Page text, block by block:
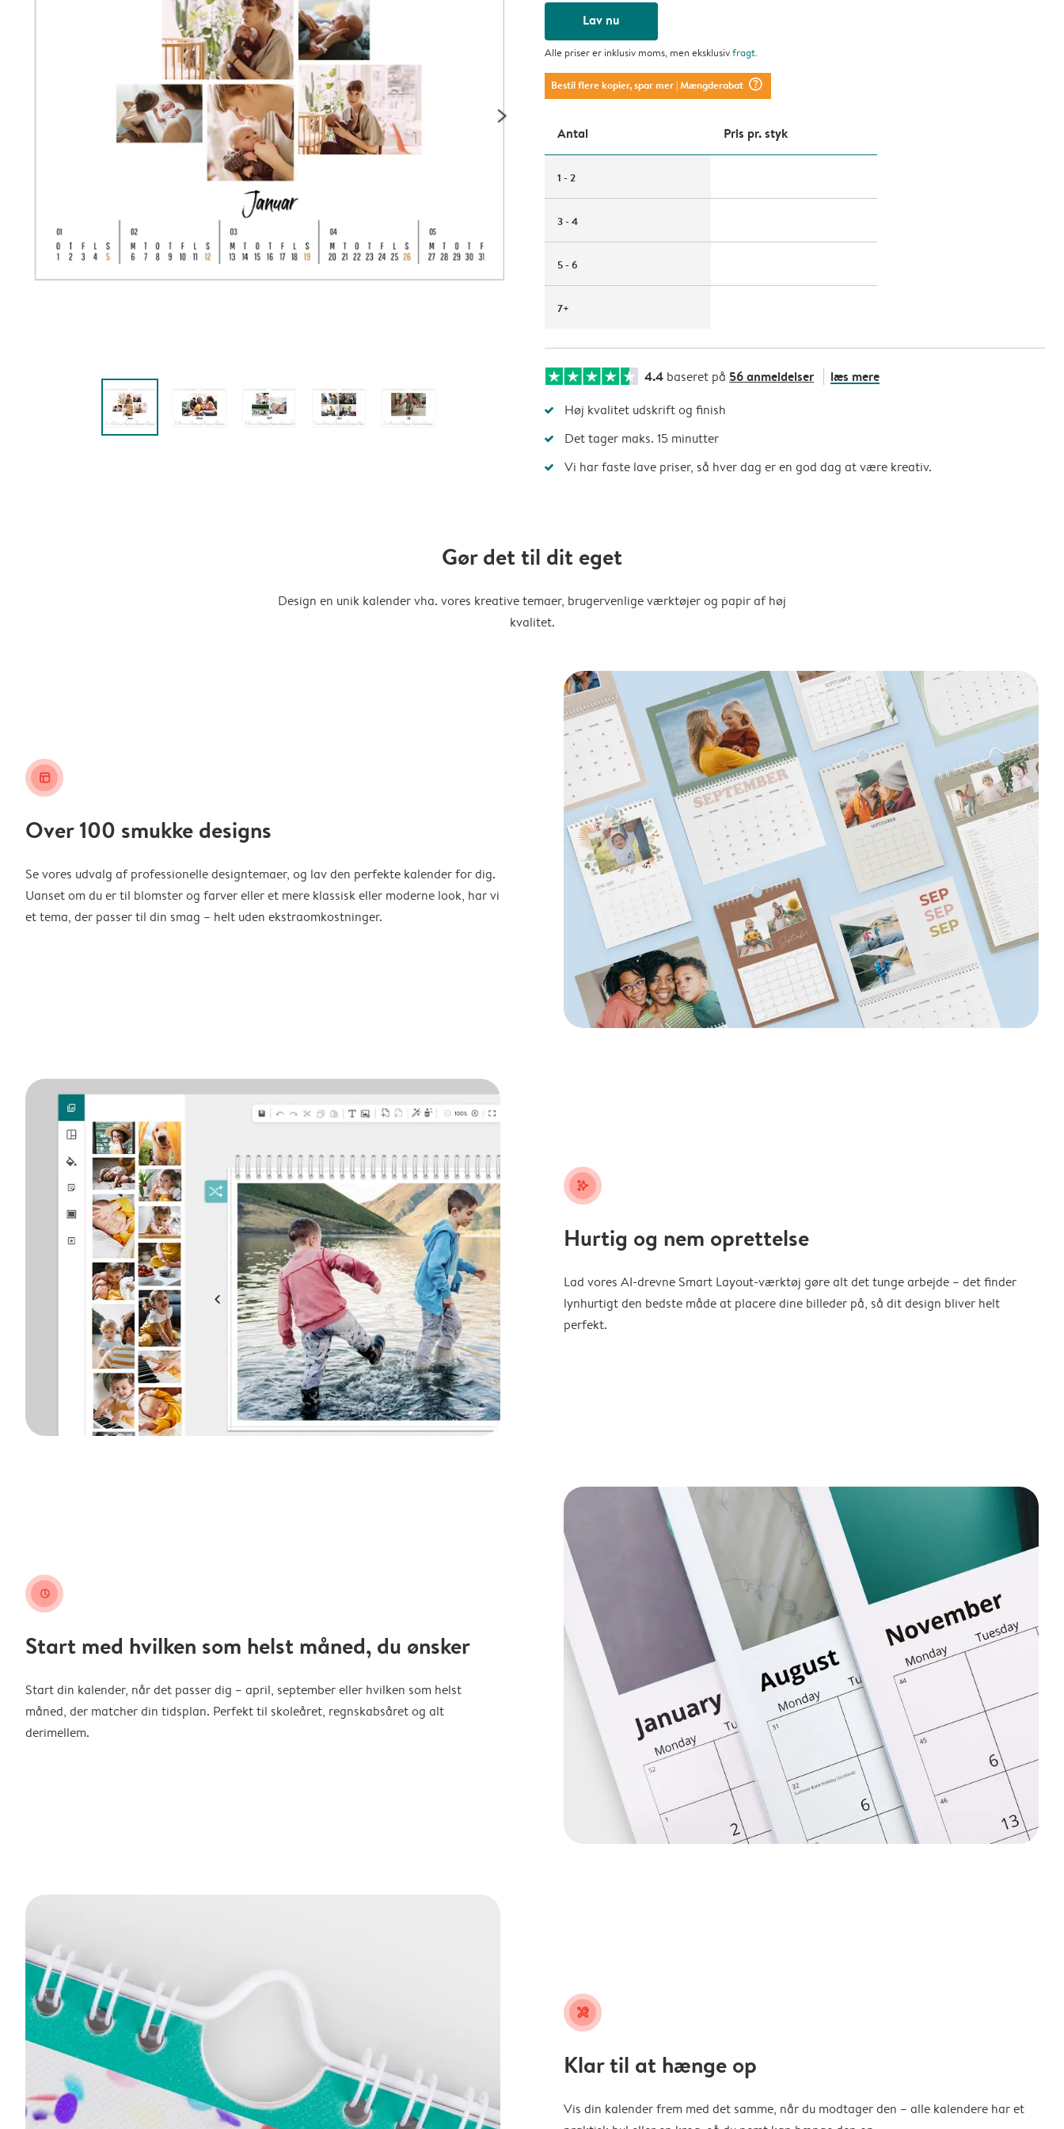
Lav nu
Alle priser er inklusiv moms, men eksklusivfragt.
Bestil flere kopier, spar mer| Mængderabat question_mark_circle
Antal Pris pr. styk
1 - 2
3 - 4
5 - 6
7+
4.4 baseret på 56 anmeldelser læs mere
Høj kvalitet udskrift og finish
Det tager maks. 15 minutter
Vi har faste lave priser, så hver dag er en god dag at være kreativ.
Gør det til dit eget
Design en unik kalender vha. vores kreative temaer, brugervenlige værktøjer og papir af høj
kvalitet.
layout_alt
Over 100 smukke designs
Se vores udvalg af professionelle designtemaer, og lav den perfekte kalender for dig.
Uanset om du er til blomster og farver eller et mere klassisk eller moderne look, har vi
et tema, der passer til din smag – helt uden ekstraomkostninger.
stars_plus
Hurtig og nem oprettelse
Lad vores AI-drevne Smart Layout-værktøj gøre alt det tunge arbejde – det finder
lynhurtigt den bedste måde at placere dine billeder på, så dit design bliver helt
perfekt.
clock
Start med hvilken som helst måned, du ønsker
Start din kalender, når det passer dig – april, september eller hvilken som helst
måned, der matcher din tidsplan. Perfekt til skoleåret, regnskabsåret og alt
derimellem.
tools
Klar til at hænge op
Vis din kalender frem med det samme, når du modtager den – alle kalendere har et